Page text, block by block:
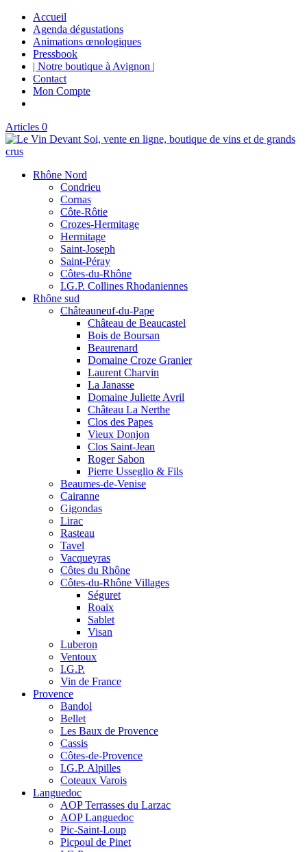
Accueil
Agenda dégustations
Animations œnologiques
Pressbook
| Notre boutique à Avignon |
Contact
Mon Compte
Articles 0
Rhône Nord
Condrieu
Cornas
Côte-Rôtie
Crozes-Hermitage
Hermitage
Saint-Joseph
Saint-Péray
Côtes-du-Rhône
I.G.P. Collines Rhodaniennes
Rhône sud
Châteauneuf-du-Pape
Château de Beaucastel
Bois de Boursan
Beaurenard
Domaine Croze Granier
Laurent Charvin
La Janasse
Domaine Juliette Avril
Château La Nerthe
Clos des Papes
Vieux Donjon
Clos Saint-Jean
Roger Sabon
Pierre Usseglio & Fils
Beaumes-de-Venise
Cairanne
Gigondas
Lirac
Rasteau
Tavel
Vacqueyras
Côtes du Rhône
Côtes-du-Rhône Villages
Séguret
Roaix
Sablet
Visan
Luberon
Ventoux
I.G.P.
Vin de France
Provence
Bandol
Bellet
Les Baux de Provence
Cassis
Côtes-de-Provence
I.G.P. Alpilles
Coteaux Varois
Languedoc
AOP Terrasses du Larzac
AOP Languedoc
Pic-Saint-Loup
Picpoul de Pinet